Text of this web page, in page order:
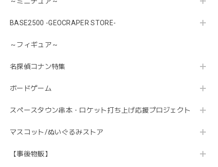
BASE2500 -GEOCRAPER STORE-
～フィギュア～
名探偵コナン特集
ボードゲーム
スペースタウン串本・ロケット打ち上げ応援プロジェクト
マスコット/ぬいぐるみストア
【事後物販】